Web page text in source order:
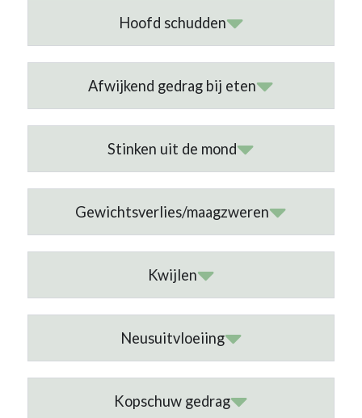
Hoofd schudden
Afwijkend gedrag bij eten
Stinken uit de mond
Gewichtsverlies/maagzweren
Kwijlen
Neusuitvloeiing
Kopschuw gedrag